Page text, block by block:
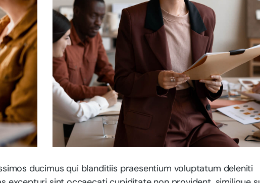
ducimus qui blanditiis praesentium voluptatum deleniti